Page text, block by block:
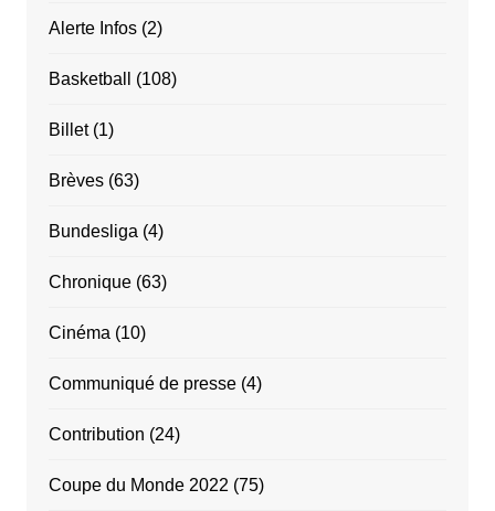
Alerte Infos(2)
Basketball (108)
Billet(1)
Brèves(63)
Bundesliga (4)
Chronique(63)
Cinéma (10)
Communiqué de presse(4)
Contribution (24)
Coupe du Monde 2022 (75)